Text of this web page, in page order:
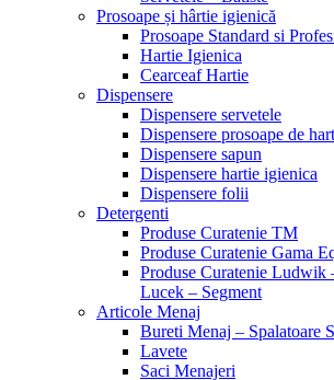
Prosoape și hârtie igienică
Prosoape Standard si
Hartie Igienica
Cearceaf Hartie
Dispensere
Dispensere servetele
Dispensere prosoape de
Dispensere sapun
Dispensere hartie igienica
Dispensere folii
Detergenti
Produse Curatenie TM
Produse Curatenie Gama
Produse Curatenie Ludwik
Lucek – Segment
Articole Menaj
Bureti Menaj – Spalatoare
Lavete
Saci Menajeri